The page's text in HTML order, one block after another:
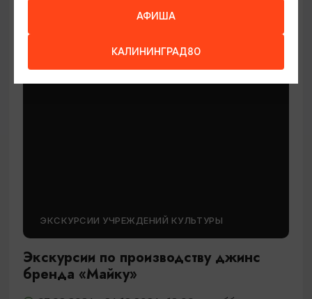
Калининград, ул. Баранова, 45
ЭКСКУРСИИ УЧРЕЖДЕНИЙ КУЛЬТУРЫ
Экскурсии по производству джинс
бренда «Майку»
АФИША
КАЛИНИНГРАД80